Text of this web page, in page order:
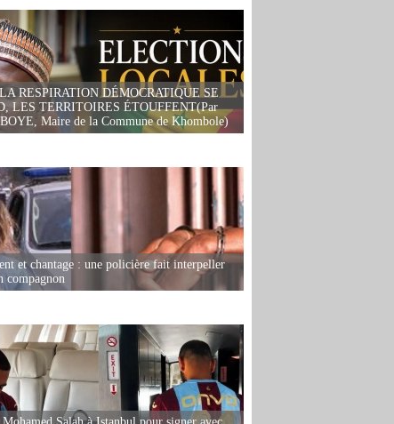
RESPIRATION DÉMOCRATIQUE SE
LES TERRITOIRES ÉTOUFFENT(Par
Maire de la Commune de Khombole)
et chantage : une policière fait interpeller
compagnon